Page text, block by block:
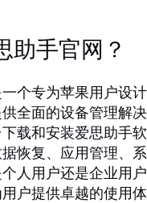
助手官网？
个专为苹果用户设
全面的设备管理解
载和安装爱思助手
恢复、应用管理、
人用户还是企业用
户提供卓越的使用